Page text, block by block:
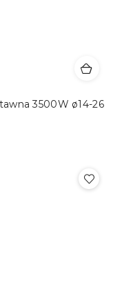
3500W ø14-26